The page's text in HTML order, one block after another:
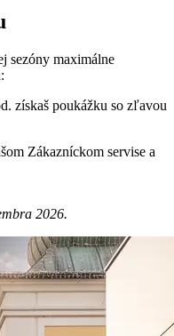
sezóny maximálne
získaš poukážku so zľavou
Zákazníckom servise a
2026.